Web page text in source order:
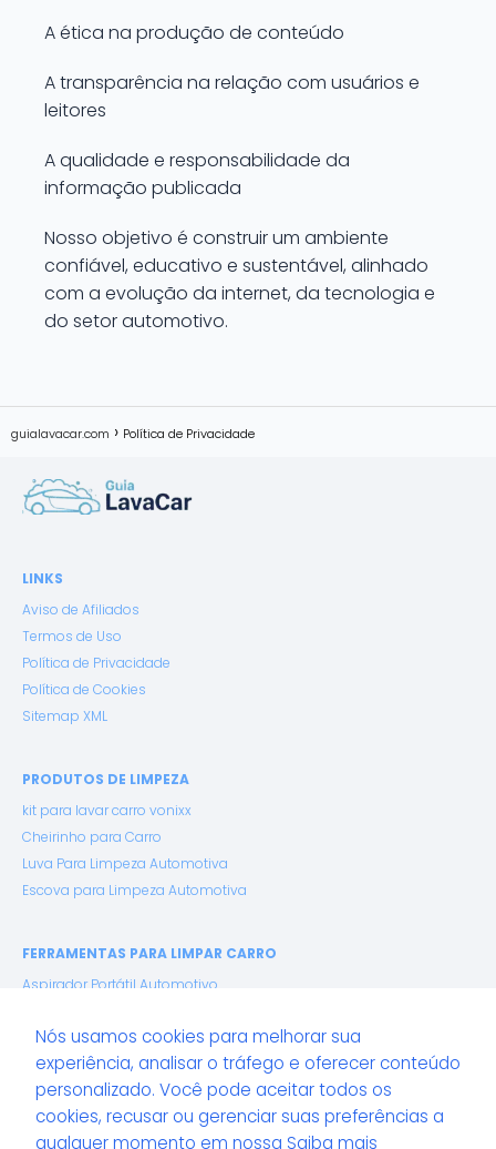
A ética na produção de conteúdo
A transparência na relação com usuários e
leitores
A qualidade e responsabilidade da
informação publicada
Nosso objetivo é construir um ambiente
confiável, educativo e sustentável, alinhado
com a evolução da internet, da tecnologia e
do setor automotivo.
guialavacar.com Política de Privacidade
LINKS
Aviso de Afiliados
Termos de Uso
Política de Privacidade
Política de Cookies
Sitemap XML
PRODUTOS DE LIMPEZA
kit para lavar carro vonixx
Cheirinho para Carro
Luva Para Limpeza Automotiva
Escova para Limpeza Automotiva
FERRAMENTAS PARA LIMPAR CARRO
Aspirador Portátil Automotivo
Espuma Ativa (Snow Foam)
Pano de Microfibra Premium
GUIA LAVACAR: ENCONTRE SERVIÇOS AUTOMOTIVOS EM
Nós usamos cookies para melhorar sua
experiência, analisar o tráfego e oferecer conteúdo
personalizado. Você pode aceitar todos os
cookies, recusar ou gerenciar suas preferências a
qualquer momento em nossa Saiba mais